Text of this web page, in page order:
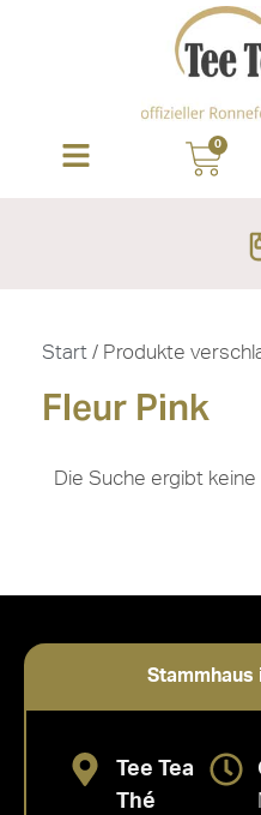
0
Start / Produkte
Fleur Pink
Die Suche ergibt keine
Stammhaus
Tee Tea
Thé